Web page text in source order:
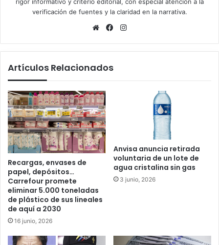
rigor informativo y criterio editorial, con especial atención a la
verificación de fuentes y la claridad en la narrativa.
Sitio
Facebook
Artículos Relacionados
Recargas, envases de
papel, depósitos…
Carrefour promete
eliminar 5.000 toneladas
de plástico de sus lineales
de aquí a 2030
16 junio, 2026
Anvisa anuncia retirada
voluntaria de un lote de
agua cristalina sin gas
3 junio, 2026